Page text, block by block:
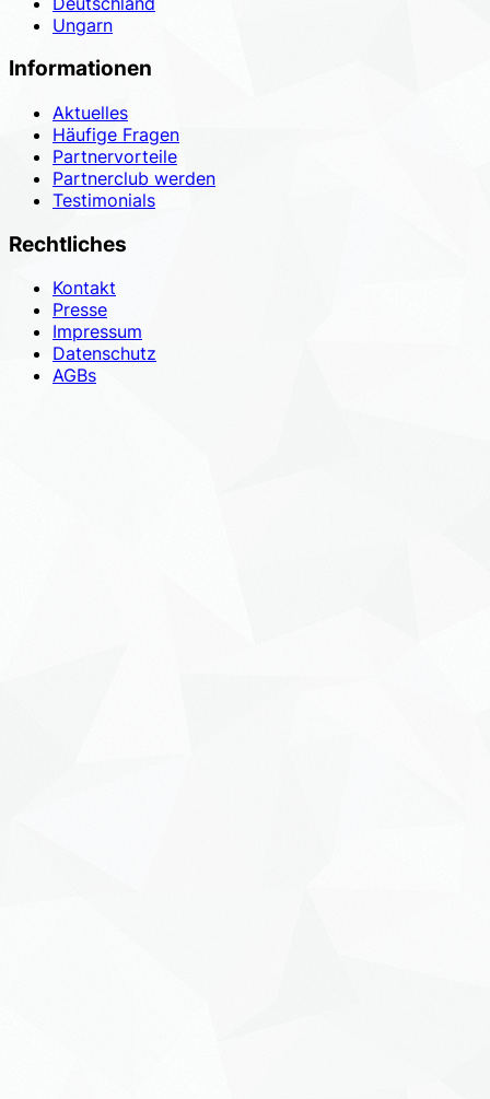
Ungarn
Informationen
Aktuelles
Häufige Fragen
Partnervorteile
Partnerclub werden
Testimonials
Rechtliches
Kontakt
Presse
Impressum
Datenschutz
AGBs